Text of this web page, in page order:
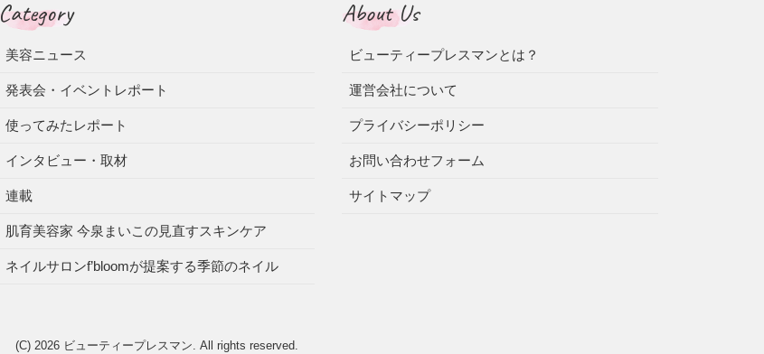
Category
美容ニュース
発表会・イベントレポート
使ってみたレポート
インタビュー・取材
連載
肌育美容家 今泉まいこの見直すスキンケア
ネイルサロンf’bloomが提案する季節のネイル
About Us
ビューティープレスマンとは？
運営会社について
プライバシーポリシー
お問い合わせフォーム
サイトマップ
(C) 2026 ビューティープレスマン. All rights reserved.